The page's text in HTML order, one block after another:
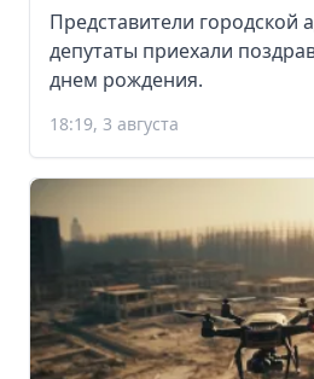
Представители городской
депутаты приехали
днем рождения.
18:19, 3 августа